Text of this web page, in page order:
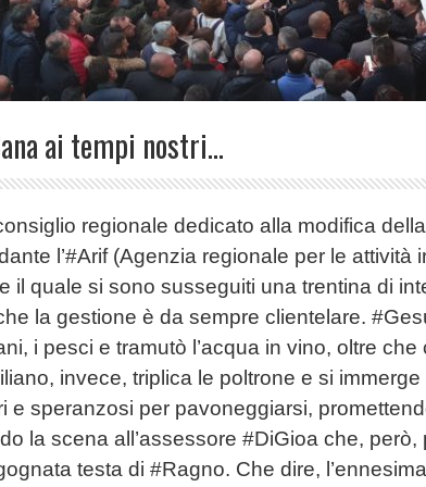
ai tempi nostri…
regionale dedicato alla modifica
l’#Arif (Agenzia regionale per le attività
il quale si sono susseguiti una trentina di
la gestione è da sempre clientelare.
i pesci e tramutò l’acqua in vino, oltre che
invece, triplica le poltrone e si immerge
e speranzosi per pavoneggiarsi,
la scena all’assessore #DiGioa che, però,
testa di #Ragno. Che dire,